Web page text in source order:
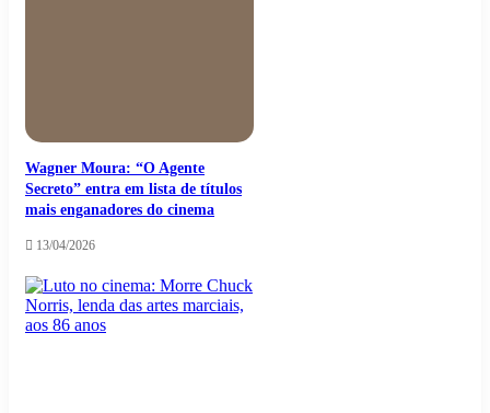
Wagner Moura: “O Agente
Secreto” entra em lista de títulos
mais enganadores do cinema
13/04/2026